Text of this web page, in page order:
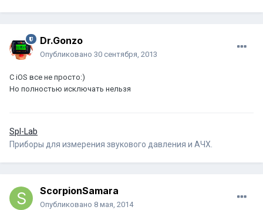
Dr.Gonzo
Опубликовано 30 сентября, 2013
C iOS все не просто:)
Но полностью исключать нельзя
Spl-Lab
Приборы для измерения звукового давления и АЧХ.
ScorpionSamara
Опубликовано 8 мая, 2014